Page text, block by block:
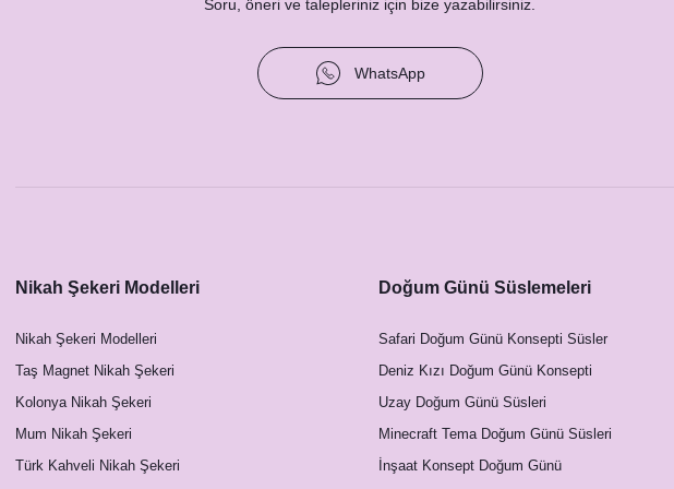
Soru, öneri ve talepleriniz için bize yazabilirsiniz.
WhatsApp
Nikah Şekeri Modelleri
Nikah Şekeri Modelleri
Taş Magnet Nikah Şekeri
Kolonya Nikah Şekeri
Mum Nikah Şekeri
Türk Kahveli Nikah Şekeri
Doğum Günü Süslemeleri
Safari Doğum Günü Konsepti Süsler
Deniz Kızı Doğum Günü Konsepti
Uzay Doğum Günü Süsleri
Minecraft Tema Doğum Günü Süsleri
İnşaat Konsept Doğum Günü